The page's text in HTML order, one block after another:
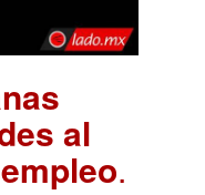
al
.